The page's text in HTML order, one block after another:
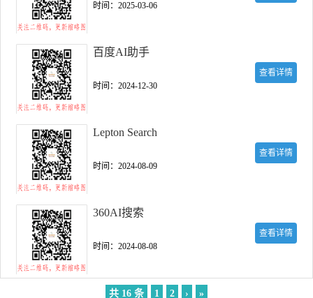
时间：2025-03-06
百度AI助手
时间：2024-12-30
查看详情
Lepton Search
时间：2024-08-09
查看详情
360AI搜索
时间：2024-08-08
查看详情
共 16 条 1 2 › »